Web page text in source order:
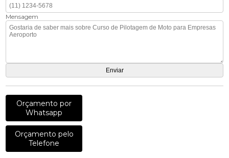
Mensagem
Orçamento por
Whatsapp
Orçamento pelo
Telefone